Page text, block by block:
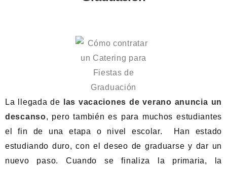
La llegada de
las vacaciones de verano anuncia un
descanso, pero también es para muchos estudiantes
el fin de una etapa o nivel escolar. Han estado
estudiando duro, con el deseo de graduarse y dar un
nuevo paso. Cuando se finaliza la primaria, la